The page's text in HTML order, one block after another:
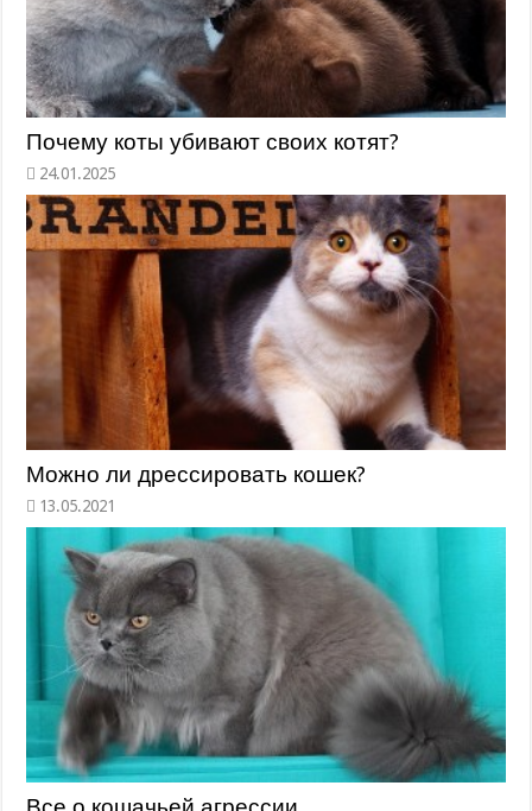
Почему коты убивают своих котят?
Можно ли дрессировать кошек?